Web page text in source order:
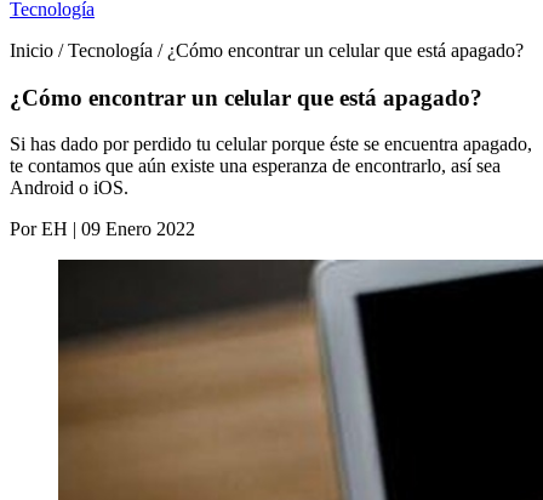
Tecnología
Inicio / Tecnología / ¿Cómo encontrar un celular que está apagado?
¿Cómo encontrar un celular que está apagado?
Si has dado por perdido tu celular porque éste se encuentra apagado,
te contamos que aún existe una esperanza de encontrarlo, así sea
Android o iOS.
Por EH | 09 Enero 2022